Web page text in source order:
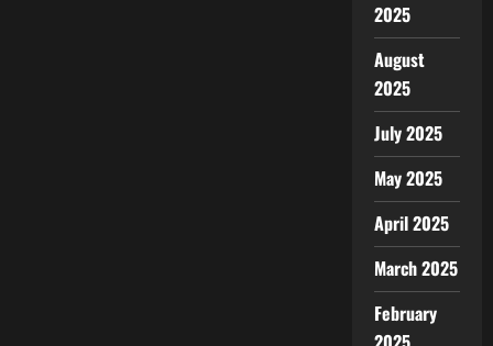
2025
August
2025
July 2025
May 2025
April 2025
March 2025
February